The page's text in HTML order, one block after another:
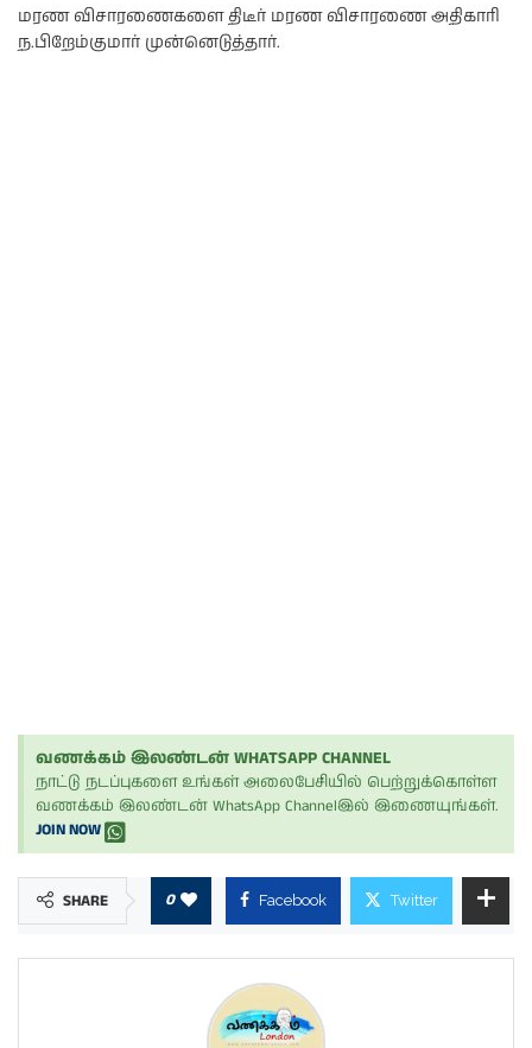
மரண விசாரணைகளை திடீர் மரண விசாரணை அதிகாரி
ந.பிறேம்குமார் முன்னெடுத்தார்.
வணக்கம் இலண்டன் WHATSAPP CHANNEL
நாட்டு நடப்புகளை உங்கள் அலைபேசியில் பெற்றுக்கொள்ள
வணக்கம் இலண்டன் WhatsApp Channelஇல் இணையுங்கள்.
JOIN NOW
SHARE 0 Facebook Twitter